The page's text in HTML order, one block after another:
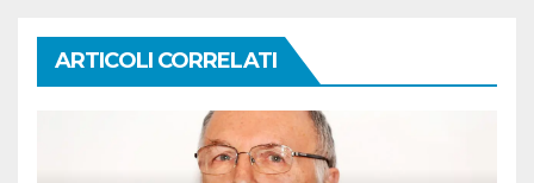
ARTICOLI CORRELATI